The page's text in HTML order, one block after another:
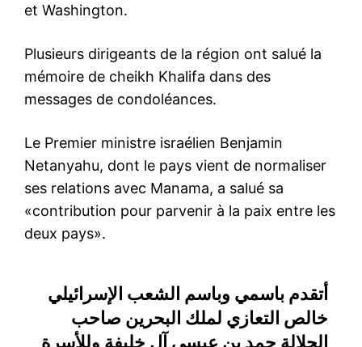
et Washington.
Plusieurs dirigeants de la région ont salué la
mémoire de cheikh Khalifa dans des
messages de condoléances.
Le Premier ministre israélien Benjamin
Netanyahu, dont le pays vient de normaliser
ses relations avec Manama, a salué sa
«contribution pour parvenir à la paix entre les
deux pays».
أتقدم باسمي وباسم الشعب الإسرائيلي
خالص التعازي لملك البحرين صاحب
الجلالة حمد بن عيسى آل خليفة وللأسرة